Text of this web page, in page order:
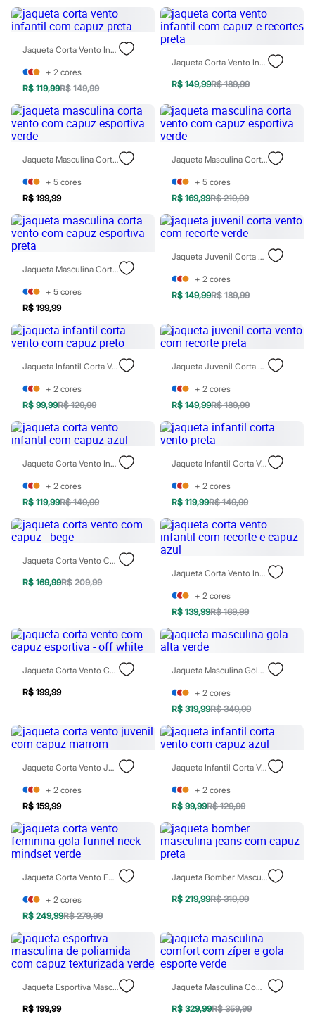
Tênis
Marcas
City
Clock House
Mindset
Sawary
Yessica
Moda esportiva
Acessórios
Blusas
Calçados
Shorts e Bermudas
Moda íntima
Calcinhas
Cintas e Modeladores
Meias
Pijamas
Sutiãs e Tops
Moda praia
Biquínis
Maiôs
Saídas de praia
Personagens
Plus size
Blusas e Camisetas
Calças
Casacos e Jaquetas
Jeans
Moda esportiva
Shorts e Saias
Vestidos
Masculino
Em alta
Inverno
Roupas
Bermudas
Camisas
Calças
Camisetas e Regatas
Casacos e Jaquetas
Jeans
Polos
Acessórios
Cintos
Carteiras
Óculos
Relógios
Calçados
Botas
Sandálias e Papetes
Tênis
Acessórios
Camisetas
Calças
Calçados
Regatas
Moda íntima
Cuecas
Meias
Pijamas
Moda praia
Personagens
Plus size
Blusas e Camisetas
Calças
Camisas
Casacos e Jaquetas
Jeans
Moda esportiva
Shorts e Bermudas
Jaqueta Corta Vento Infantil Com Capuz Preta
+ 2 cores
R$ 119,99R$ 149,99
Jaqueta Corta Vento Infantil Com Capuz E Recortes Preta
R$ 149,99R$ 189,99
Jaqueta Masculina Corta Vento Com Capuz Esportiva Verde
+ 5 cores
R$ 199,99
Jaqueta Masculina Corta Vento Com Capuz Esportiva Verde
+ 5 cores
R$ 169,99R$ 219,99
Jaqueta Masculina Corta Vento Com Capuz Esportiva Preta
+ 5 cores
R$ 199,99
Jaqueta Juvenil Corta Vento Com Recorte Verde
+ 2 cores
R$ 149,99R$ 189,99
Jaqueta Infantil Corta Vento Com Capuz Preto
+ 2 cores
R$ 99,99R$ 129,99
Jaqueta Juvenil Corta Vento Com Recorte Preta
+ 2 cores
R$ 149,99R$ 189,99
Jaqueta Corta Vento Infantil Com Capuz Azul
+ 2 cores
R$ 119,99R$ 149,99
Jaqueta Infantil Corta Vento Preta
+ 2 cores
R$ 119,99R$ 149,99
Jaqueta Corta Vento Com Capuz - Bege
R$ 169,99R$ 209,99
Jaqueta Corta Vento Infantil Com Recorte E Capuz Azul
+ 2 cores
R$ 139,99R$ 169,99
Jaqueta Corta Vento Com Capuz Esportiva - Off White
R$ 199,99
Jaqueta Masculina Gola Alta Verde
+ 2 cores
R$ 319,99R$ 349,99
Jaqueta Corta Vento Juvenil Com Capuz Marrom
+ 2 cores
R$ 159,99
Jaqueta Infantil Corta Vento Com Capuz Azul
+ 2 cores
R$ 99,99R$ 129,99
Jaqueta Corta Vento Feminina Gola Funnel Neck Mindset Verde
+ 2 cores
R$ 249,99R$ 279,99
Jaqueta Bomber Masculina Jeans Com Capuz Preta
R$ 219,99R$ 319,99
Jaqueta Esportiva Masculina De Poliamida Com Capuz Texturizada Verde
R$ 199,99
Jaqueta Masculina Comfort Com Zíper E Gola Esporte Verde
R$ 329,99R$ 359,99